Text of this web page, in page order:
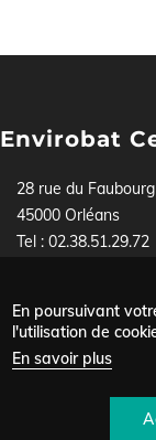
Envirobat
28 rue du
45000 Orléans
Tel : 02.38.51.29.72
Menu
En poursuivant
l'utilisation de
En savoir plus